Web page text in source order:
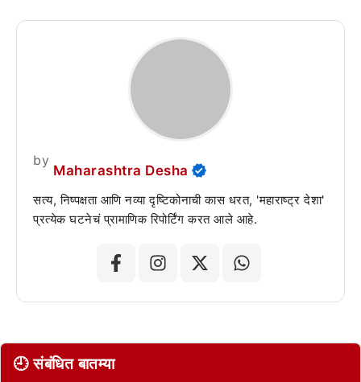
by
Maharashtra Desha
सत्य, निष्पक्षता आणि नव्या दृष्टिकोनाची कास धरत, 'महाराष्ट्र देशा'
प्रत्येक घटनेचं प्रामाणिक रिपोर्टिंग करत आले आहे.
🕘 संबंधित बातम्या